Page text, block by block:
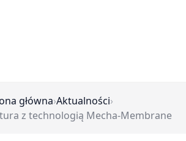
główna›Aktualności›
z technologią Mecha-Membrane